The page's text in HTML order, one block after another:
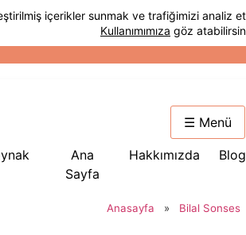
☰ Menü
Ana
Sayfa
Hakkımızda Blog
Anasayfa » Bilal Sonses